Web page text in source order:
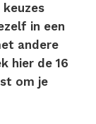
in een
andere
hier de 16
om je